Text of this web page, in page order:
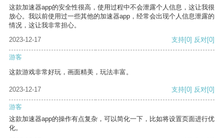
这款加速器app的安全性很高，使用过程中不会泄露个人信息，这让我很
放心。我以前使用过一些其他的加速器app，经常会出现个人信息泄露的
情况，这让我非常担心。
2023-12-17
支持[0] 反对[0]
游客
这款游戏非常好玩，画面精美，玩法丰富。
2023-12-17 支持[0] 反对[0]
游客
这款加速器app的操作有点复杂，可以简化一下，比如将设置页面进行优
化。